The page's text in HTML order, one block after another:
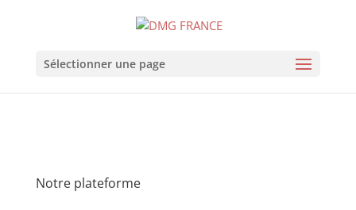
Sélectionner une page
Notre plateforme